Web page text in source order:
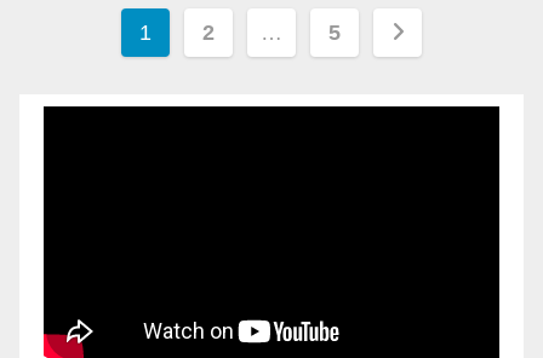
1 2 … 5